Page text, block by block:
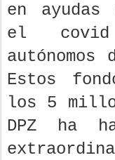
en
el
Estos
los 5
DPZ ha